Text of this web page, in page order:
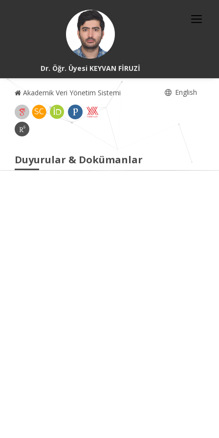
Dr. Öğr. Üyesi KEYVAN FİRUZİ
Akademik Veri Yönetim Sistemi English
Duyurular & Dokümanlar